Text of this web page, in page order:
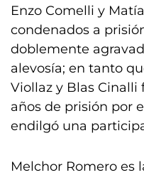
Enzo Comelli y
condenados a
doblemente
alevosía; en tanto
Viollaz y Blas Cinalli
años de prisión por
endilgó una
Melchor Romero es